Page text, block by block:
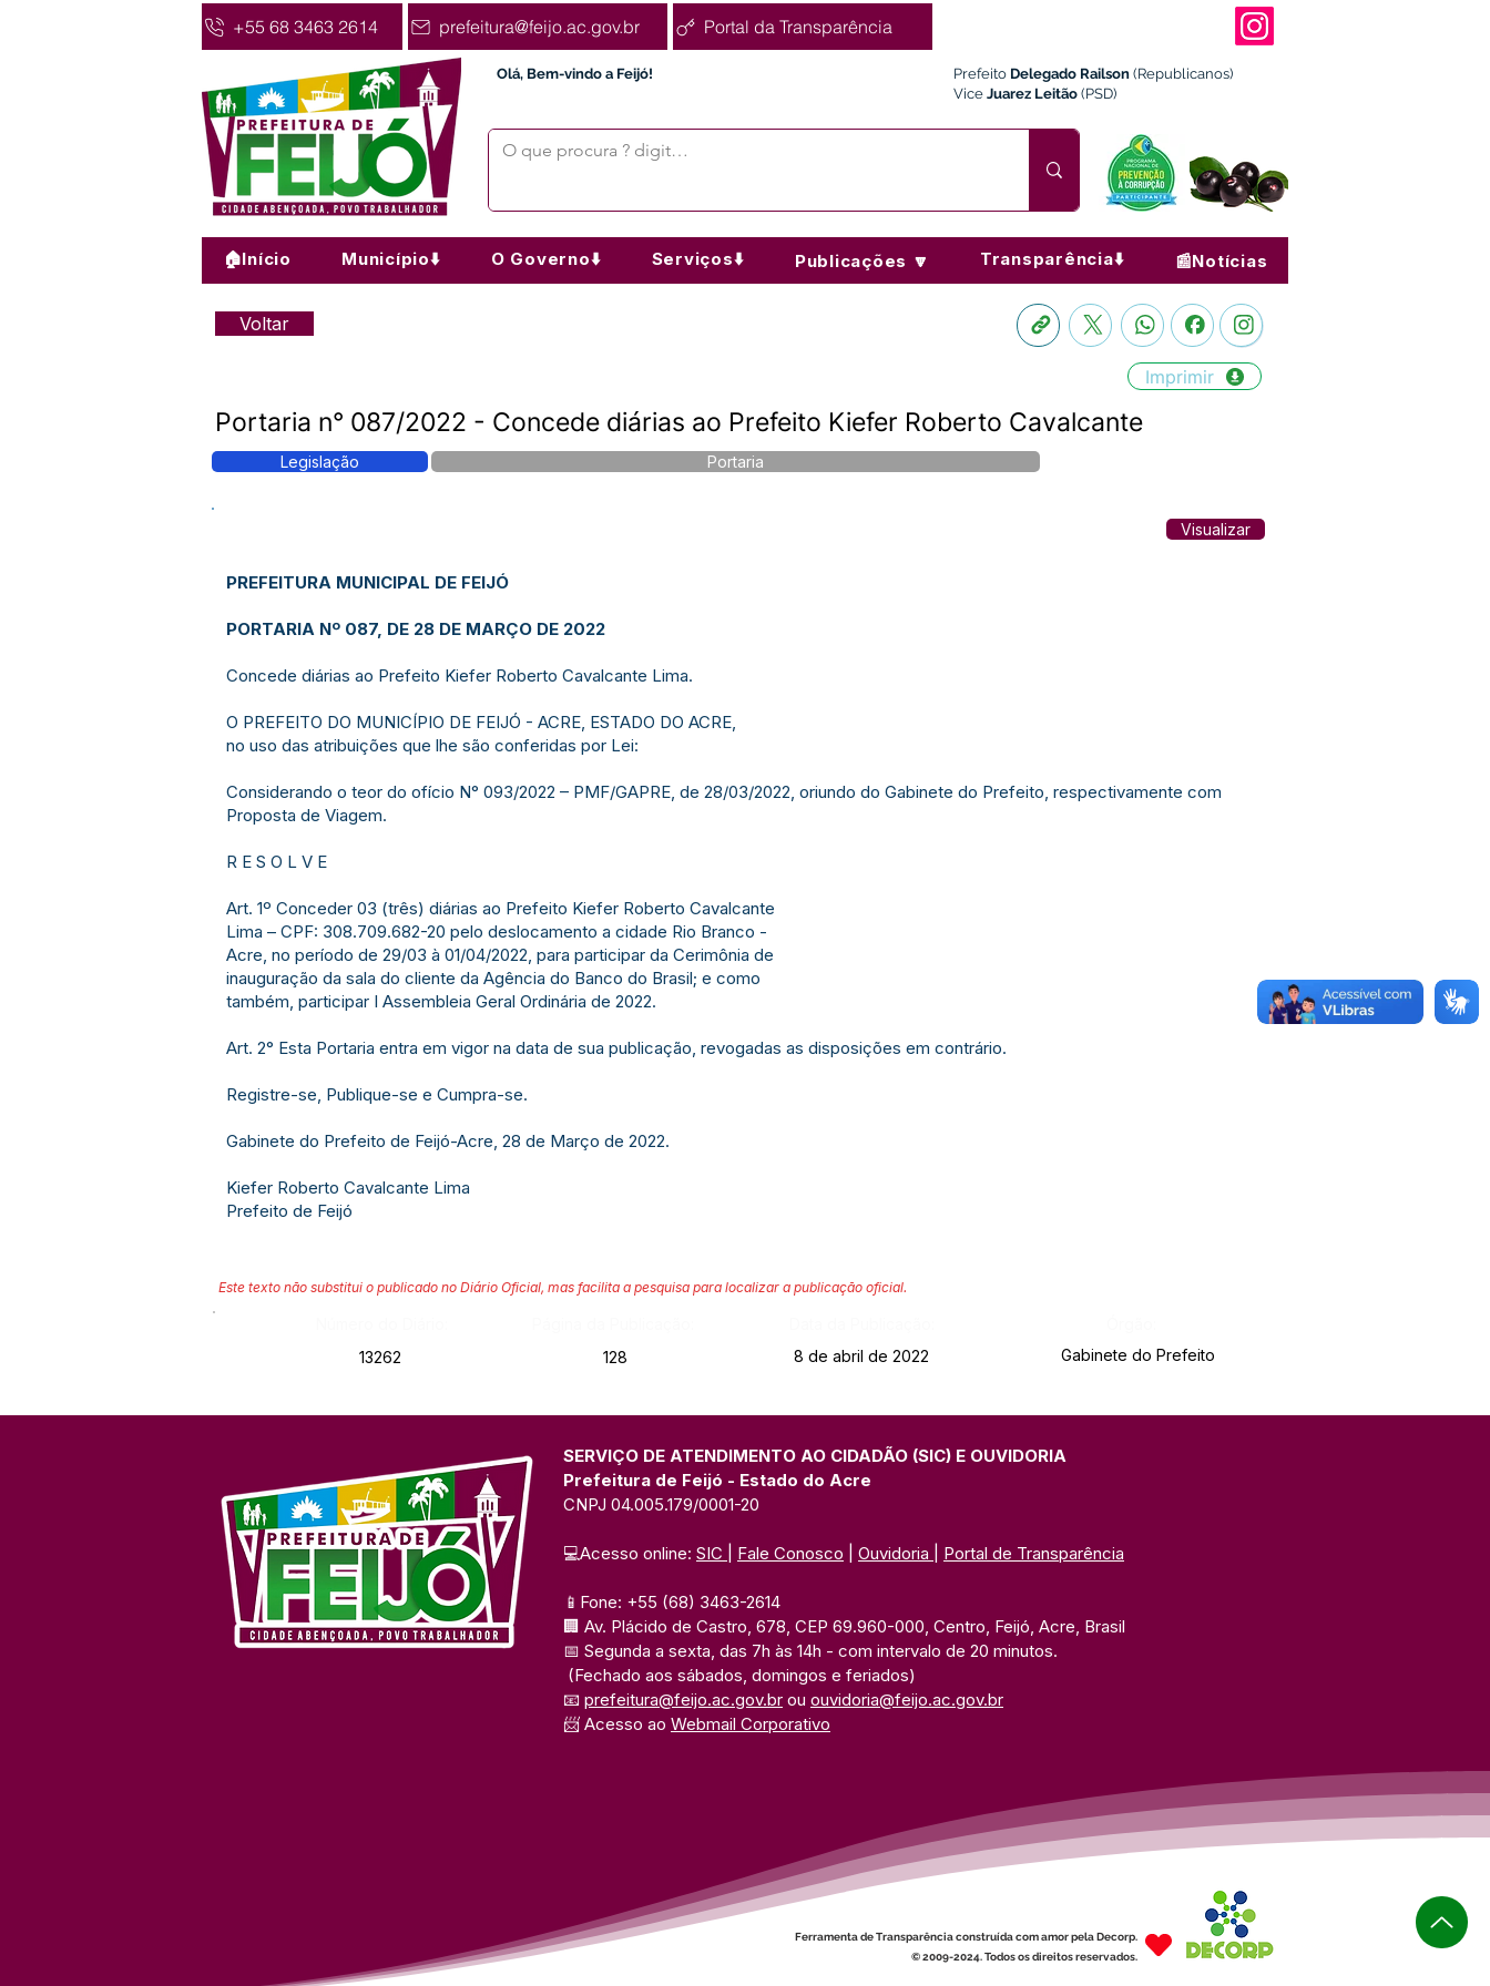
+55 68 3463 2614 prefeitura@feijo.ac.gov.br Portal da Transparência
Olá, Bem-vindo a Feijó! Prefeito Delegado Railson (Republicanos)
Vice Juarez Leitão (PSD)
🏠Início Município⬇️ O Governo⬇️ Serviços⬇️ Publicações 🔽 Transparência⬇️ 📰Notícias
Voltar
Imprimir
Portaria n° 087/2022 - Concede diárias ao Prefeito Kiefer Roberto Cavalcante
Legislação Portaria
Visualizar
PREFEITURA MUNICIPAL DE FEIJÓ
PORTARIA Nº 087, DE 28 DE MARÇO DE 2022
Concede diárias ao Prefeito Kiefer Roberto Cavalcante Lima.
O PREFEITO DO MUNICÍPIO DE FEIJÓ - ACRE, ESTADO DO ACRE,
no uso das atribuições que lhe são conferidas por Lei:
Considerando o teor do ofício N° 093/2022 – PMF/GAPRE, de 28/03/2022, oriundo do Gabinete do Prefeito, respectivamente com
Proposta de Viagem.
R E S O L V E
Art. 1º Conceder 03 (três) diárias ao Prefeito Kiefer Roberto Cavalcante
Lima – CPF: 308.709.682-20 pelo deslocamento a cidade Rio Branco -
Acre, no período de 29/03 à 01/04/2022, para participar da Cerimônia de
inauguração da sala do cliente da Agência do Banco do Brasil; e como
também, participar I Assembleia Geral Ordinária de 2022.
Art. 2° Esta Portaria entra em vigor na data de sua publicação, revogadas as disposições em contrário.
Registre-se, Publique-se e Cumpra-se.
Gabinete do Prefeito de Feijó-Acre, 28 de Março de 2022.
Kiefer Roberto Cavalcante Lima
Prefeito de Feijó
Este texto não substitui o publicado no Diário Oficial, mas facilita a pesquisa para localizar a publicação oficial.
13262
128 8 de abril de 2022 Gabinete do Prefeito
SERVIÇO DE ATENDIMENTO AO CIDADÃO (SIC) E OUVIDORIA
Prefeitura de Feijó - Estado do Acre
CNPJ 04.005.179/0001-20
💻Acesso online: SIC Fale Conosco Ouvidoria Portal de Transparência
📱Fone: +55 (68) 3463-2614
🏢 Av. Plácido de Castro, 678, CEP 69.960-000, Centro, Feijó, Acre, Brasil
📅 Segunda a sexta, das 7h às 14h - com intervalo de 20 minutos.
(Fechado aos sábados, domingos e feriados)
📧 prefeitura@feijo.ac.gov.br ou ouvidoria@feijo.ac.gov.br
📨 Acesso ao Webmail Corporativo
Ferramenta de Transparência construída com amor pela Decorp.
© 2009-2024. Todos os direitos reservados.